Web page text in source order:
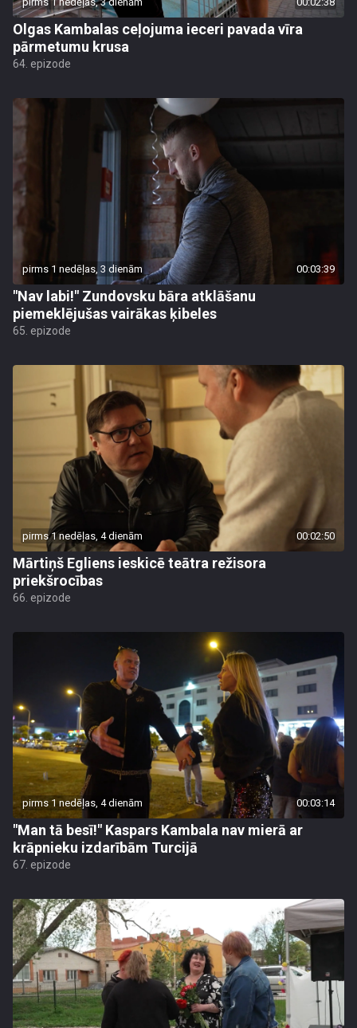
Olgas Kambalas ceļojuma ieceri pavada vīra
pārmetumu krusa
64. epizode
pirms 1 nedēļas, 3 dienām 00:03:39
"Nav labi!" Zundovsku bāra atklāšanu
piemeklējušas vairākas ķibeles
65. epizode
pirms 1 nedēļas, 4 dienām 00:02:50
Mārtiņš Egliens ieskicē teātra režisora
priekšrocības
66. epizode
pirms 1 nedēļas, 4 dienām 00:03:14
"Man tā besī!" Kaspars Kambala nav mierā ar
krāpnieku izdarībām Turcijā
67. epizode